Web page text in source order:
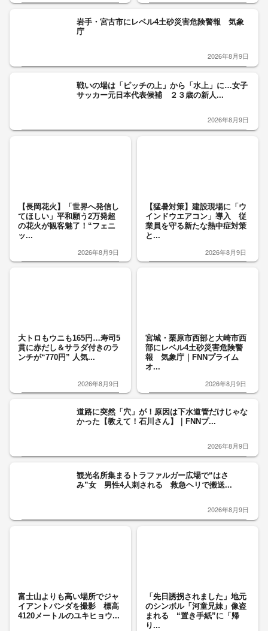
岩手・宮古市にレベル4土砂災害危険警報 気象
庁
2026年8月9日
戦いの場は「ピッチの上」から「水上」に…女子
サッカー元日本代表候補 ２３歳の新人...
2026年8月9日
【長岡花火】「世界へ発信し
てほしい」平和願う2万発超
の花火が観客魅了！“フェニ
ッ...
2026年8月9日
【猛暑対策】建設現場に「ウ
インドウエアコン」導入 従
業員を守る新たな熱中症対策
と...
2026年8月9日
大トロもウニも165円…寿司5
貫に赤だし＆サラダ付きのラ
ンチが“770円” 人気...
2026年8月9日
宮城・栗原市西部と大崎市西
部にレベル4土砂災害危険警
報 気象庁｜FNNプライム
オ...
2026年8月9日
道路に突然「穴」が！原因は下水道管だけじゃな
かった【教えて！石川さん】｜FNNプ...
2026年8月9日
観光名所集まるトラファルガー広場で“はさ
み”女 男性4人刺される 救急ヘリで搬送...
2026年8月9日
富士山よりも高い場所でジャ
イアントパンダを撮影 標高
4120メートルのユキヒョウ...
「先日誘拐されました」地元
のシンボル「河童兄妹」像盗
まれる “置き手紙”に「帰
り...